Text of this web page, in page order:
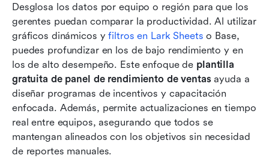
Desglosa los datos por equipo o región para que los
gerentes puedan comparar la productividad. Al utilizar
gráficos dinámicos y filtros en Lark Sheets o Base,
puedes profundizar en los de bajo rendimiento y en
los de alto desempeño. Este enfoque de plantilla
gratuita de panel de rendimiento de ventas ayuda a
diseñar programas de incentivos y capacitación
enfocada. Además, permite actualizaciones en tiempo
real entre equipos, asegurando que todos se
mantengan alineados con los objetivos sin necesidad
de reportes manuales.